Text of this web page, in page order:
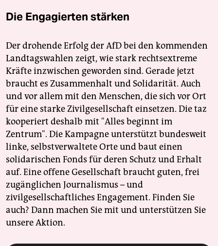
Die Engagierten stärken
Der drohende Erfolg der AfD bei den kommenden
Landtagswahlen zeigt, wie stark rechtsextreme
Kräfte inzwischen geworden sind. Gerade jetzt
braucht es Zusammenhalt und Solidarität. Auch
und vor allem mit den Menschen, die sich vor Ort
für eine starke Zivilgesellschaft einsetzen. Die taz
kooperiert deshalb mit "Alles beginnt im
Zentrum". Die Kampagne unterstützt bundesweit
linke, selbstverwaltete Orte und baut einen
solidarischen Fonds für deren Schutz und Erhalt
auf. Eine offene Gesellschaft braucht guten, frei
zugänglichen Journalismus – und
zivilgesellschaftliches Engagement. Finden Sie
auch? Dann machen Sie mit und unterstützen Sie
unsere Aktion.